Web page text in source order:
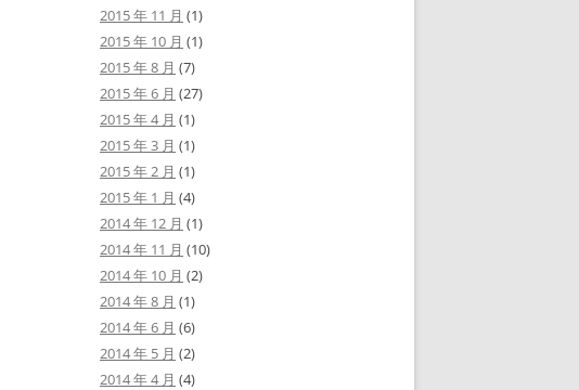
2015 年 11 月 (1)
2015 年 10 月 (1)
2015 年 8 月 (7)
2015 年 6 月 (27)
2015 年 4 月 (1)
2015 年 3 月 (1)
2015 年 2 月 (1)
2015 年 1 月 (4)
2014 年 12 月 (1)
2014 年 11 月 (10)
2014 年 10 月 (2)
2014 年 8 月 (1)
2014 年 6 月 (6)
2014 年 5 月 (2)
2014 年 4 月 (4)